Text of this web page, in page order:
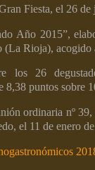
Fiesta, el 26 de
Año 2015”,
(La Rioja),
los 26
8,38 puntos sobre
ordinaria nº 39,
el 11 de enero